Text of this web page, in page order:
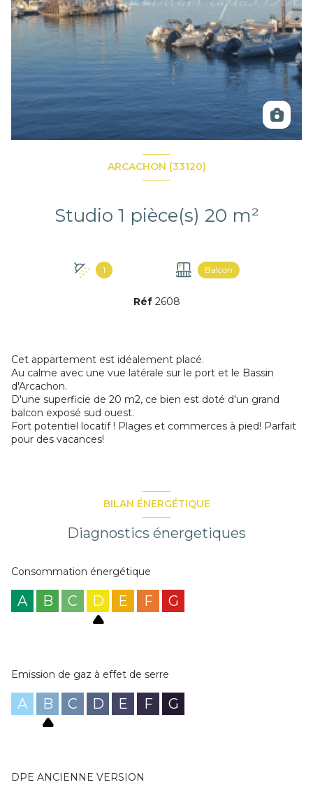
ARCACHON (33120)
Studio 1 pièce(s) 20 m²
1 Balcon
Réf 2608
Cet appartement est idéalement placé.
Au calme avec une vue latérale sur le port et le Bassin
d'Arcachon.
D'une superficie de 20 m2, ce bien est doté d'un grand
balcon exposé sud ouest.
Fort potentiel locatif ! Plages et commerces à pied! Parfait
pour des vacances!
BILAN ÉNERGÉTIQUE
Diagnostics énergetiques
Consommation énergétique
A B C D E F G
Emission de gaz à effet de serre
A B C D E F G
DPE ANCIENNE VERSION